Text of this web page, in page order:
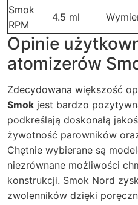
Smok
RPM
4.5 ml
Opinie
atomizerów
Zdecydowana większość
Smok jest bardzo
podkreślają doskonałą
żywotność parowników
Chętnie wybierane są
niezrównane możliwości
konstrukcji. Smok Nord
zwolenników dzięki